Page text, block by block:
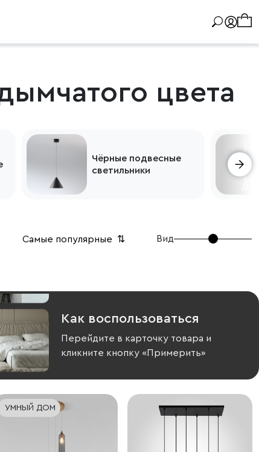
цвета
Чёрные подвесные
светильники
Самые популярные ⇅ Вид
Как воспользоваться
Перейдите в карточку товара и
кликните кнопку «Примерить»
УМНЫЙ ДОМ